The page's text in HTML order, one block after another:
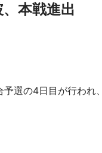
本戦進出
選の4日目が行われ